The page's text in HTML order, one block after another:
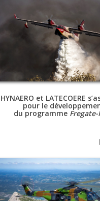
HYNAERO et LATECOERE
pour le
du programme Fregate-